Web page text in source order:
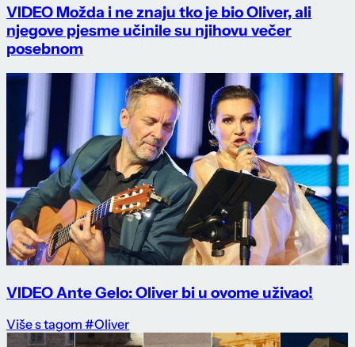
VIDEO Možda i ne znaju tko je bio Oliver, ali
njegove pjesme učinile su njihovu večer
posebnom
VIDEO Ante Gelo: Oliver bi u ovome uživao!
Više s tagom #Oliver